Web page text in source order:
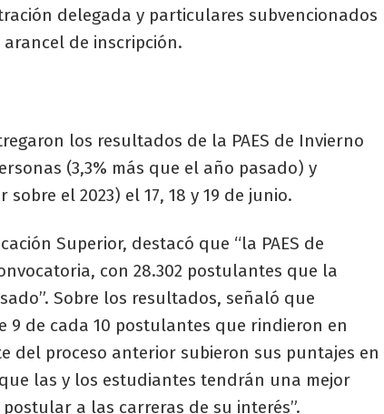
delegada y particulares subvencionados
arancel de inscripción.
los resultados de la PAES de Invierno
(3,3% más que el año pasado) y
el 2023) el 17, 18 y 19 de junio.
Superior, destacó que “la PAES de
con 28.302 postulantes que la
Sobre los resultados, señaló que
9 de cada 10 postulantes que rindieron en
del proceso anterior subieron sus puntajes en
las y los estudiantes tendrán una mejor
a las carreras de su interés”.